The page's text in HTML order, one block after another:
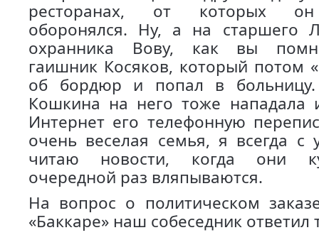
ресторанах, от которых он
оборонялся. Ну, а на старшего
охранника Вову, как вы
гаишник Косяков, который потом
об бордюр и попал в
Кошкина на него тоже нападала
Интернет его телефонную
очень веселая семья, я всегда с
читаю новости, когда они
очередной раз вляпываются.
На вопрос о политическом
«Баккаре» наш собеседник ответил